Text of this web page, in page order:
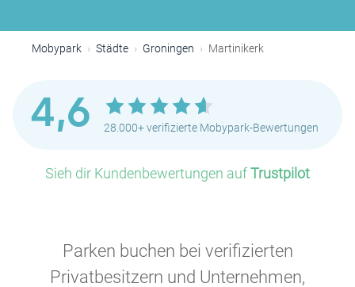
Mobypark Städte Groningen Martinikerk
4,6 28.000+ verifizierte Mobypark-Bewertungen
Sieh dir Kundenbewertungen aufTrustpilot
Parken buchen bei verifizierten
Privatbesitzern und Unternehmen,